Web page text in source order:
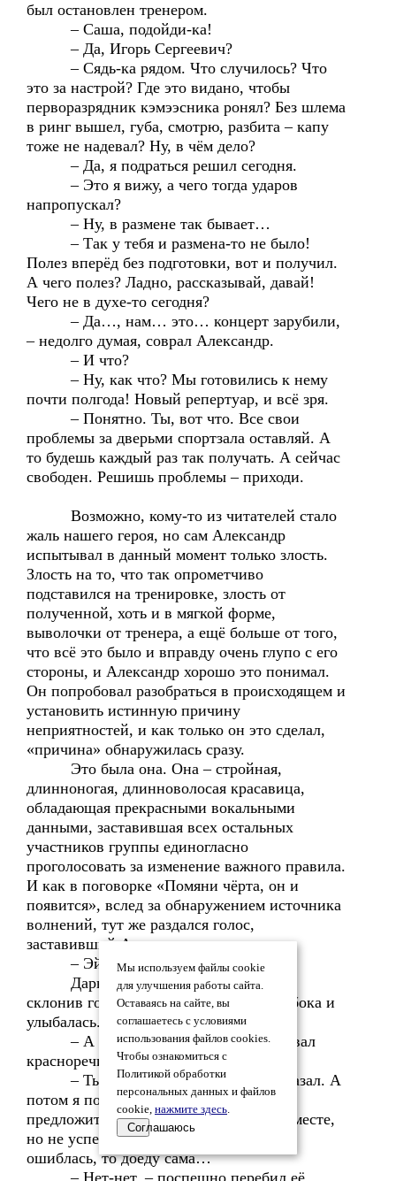
был остановлен тренером.
– Саша, подойди-ка!
– Да, Игорь Сергеевич?
– Сядь-ка рядом. Что случилось? Что
это за настрой? Где это видано, чтобы
перворазрядник кэмээсника ронял? Без шлема
в ринг вышел, губа, смотрю, разбита – капу
тоже не надевал? Ну, в чём дело?
– Да, я подраться решил сегодня.
– Это я вижу, а чего тогда ударов
напропускал?
– Ну, в размене так бывает…
– Так у тебя и размена-то не было!
Полез вперёд без подготовки, вот и получил.
А чего полез? Ладно, рассказывай, давай!
Чего не в духе-то сегодня?
– Да…, нам… это… концерт зарубили,
– недолго думая, соврал Александр.
– И что?
– Ну, как что? Мы готовились к нему
почти полгода! Новый репертуар, и всё зря.
– Понятно. Ты, вот что. Все свои
проблемы за дверьми спортзала оставляй. А
то будешь каждый раз так получать. А сейчас
свободен. Решишь проблемы – приходи.
Возможно, кому-то из читателей стало
жаль нашего героя, но сам Александр
испытывал в данный момент только злость.
Злость на то, что так опрометчиво
подставился на тренировке, злость от
полученной, хоть и в мягкой форме,
выволочки от тренера, а ещё больше от того,
что всё это было и вправду очень глупо с его
стороны, и Александр хорошо это понимал.
Он попробовал разобраться в происходящем и
установить истинную причину
неприятностей, и как только он это сделал,
«причина» обнаружилась сразу.
Это была она. Она – стройная,
длинноногая, длинноволосая красавица,
обладающая прекрасными вокальными
данными, заставившая всех остальных
участников группы единогласно
проголосовать за изменение важного правила.
И как в поговорке «Помяни чёрта, он и
появится», вслед за обнаружением источника
волнений, тут же раздался голос,
заставивший Александра вздрогнуть.
– Эй, что у тебя с лицом?
Дарья стояла возле его машины,
склонив голову на бок, уперев руки в бока и
улыбалась.
– А как…? Откуда…? – последовал
красноречивый ответ.
– Ты же сам мне вчера всё рассказал. А
потом я подумала, что ты вчера хотел
предложить мне доехать до училища вместе,
но не успел, вот я и здесь. Но, если я
ошиблась, то доеду сама…
– Нет-нет, – поспешно перебил её
Мы используем файлы cookie
для улучшения работы сайта.
Оставаясь на сайте, вы
соглашаетесь с условиями
использования файлов cookies.
Чтобы ознакомиться с
Политикой обработки
персональных данных и файлов
cookie, нажмите здесь.
Соглашаюсь